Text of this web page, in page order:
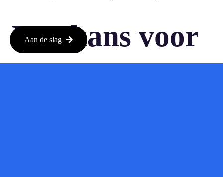
Een kans voor
consumenten
Aan de slag